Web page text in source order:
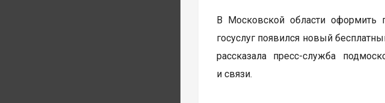
В Московской области оформить
госуслуг появился новый
рассказала пресс-служба
и связи.